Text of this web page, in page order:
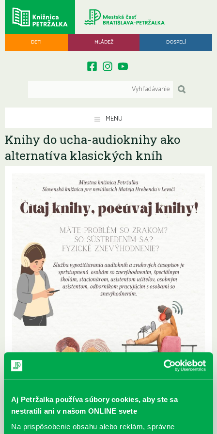
Aj Petržalka používa súbory cookies, aby ste sa
nestratili ani v našom ONLINE svete
Na prispôsobenie obsahu alebo reklám, správne
DETI MLÁDEŽ DOSPELÍ
MENU
Knihy do ucha-audioknihy ako
alternatíva klasických kníh